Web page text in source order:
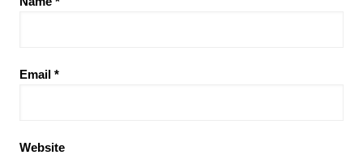
Email *
Website